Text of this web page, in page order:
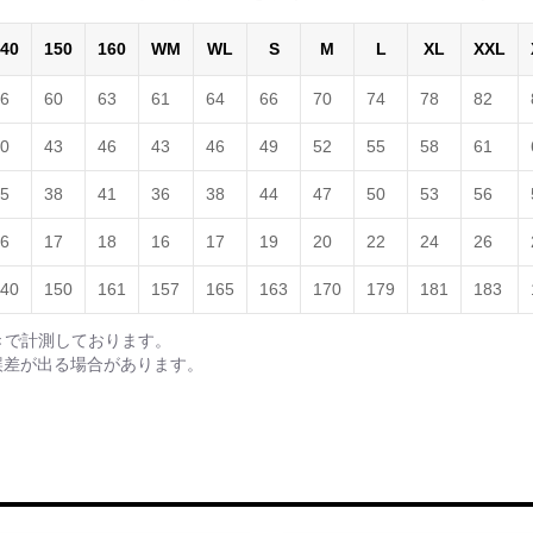
150 160 WM WL S M L XL XXL
60 63 61 64 66 70 74 78 82
43 46 43 46 49 52 55 58 61
38 41 36 38 44 47 50 53 56
17 18 16 17 19 20 22 24 26
150 161 157 165 163 170 179 181 183
計測しております。
が出る場合があります。